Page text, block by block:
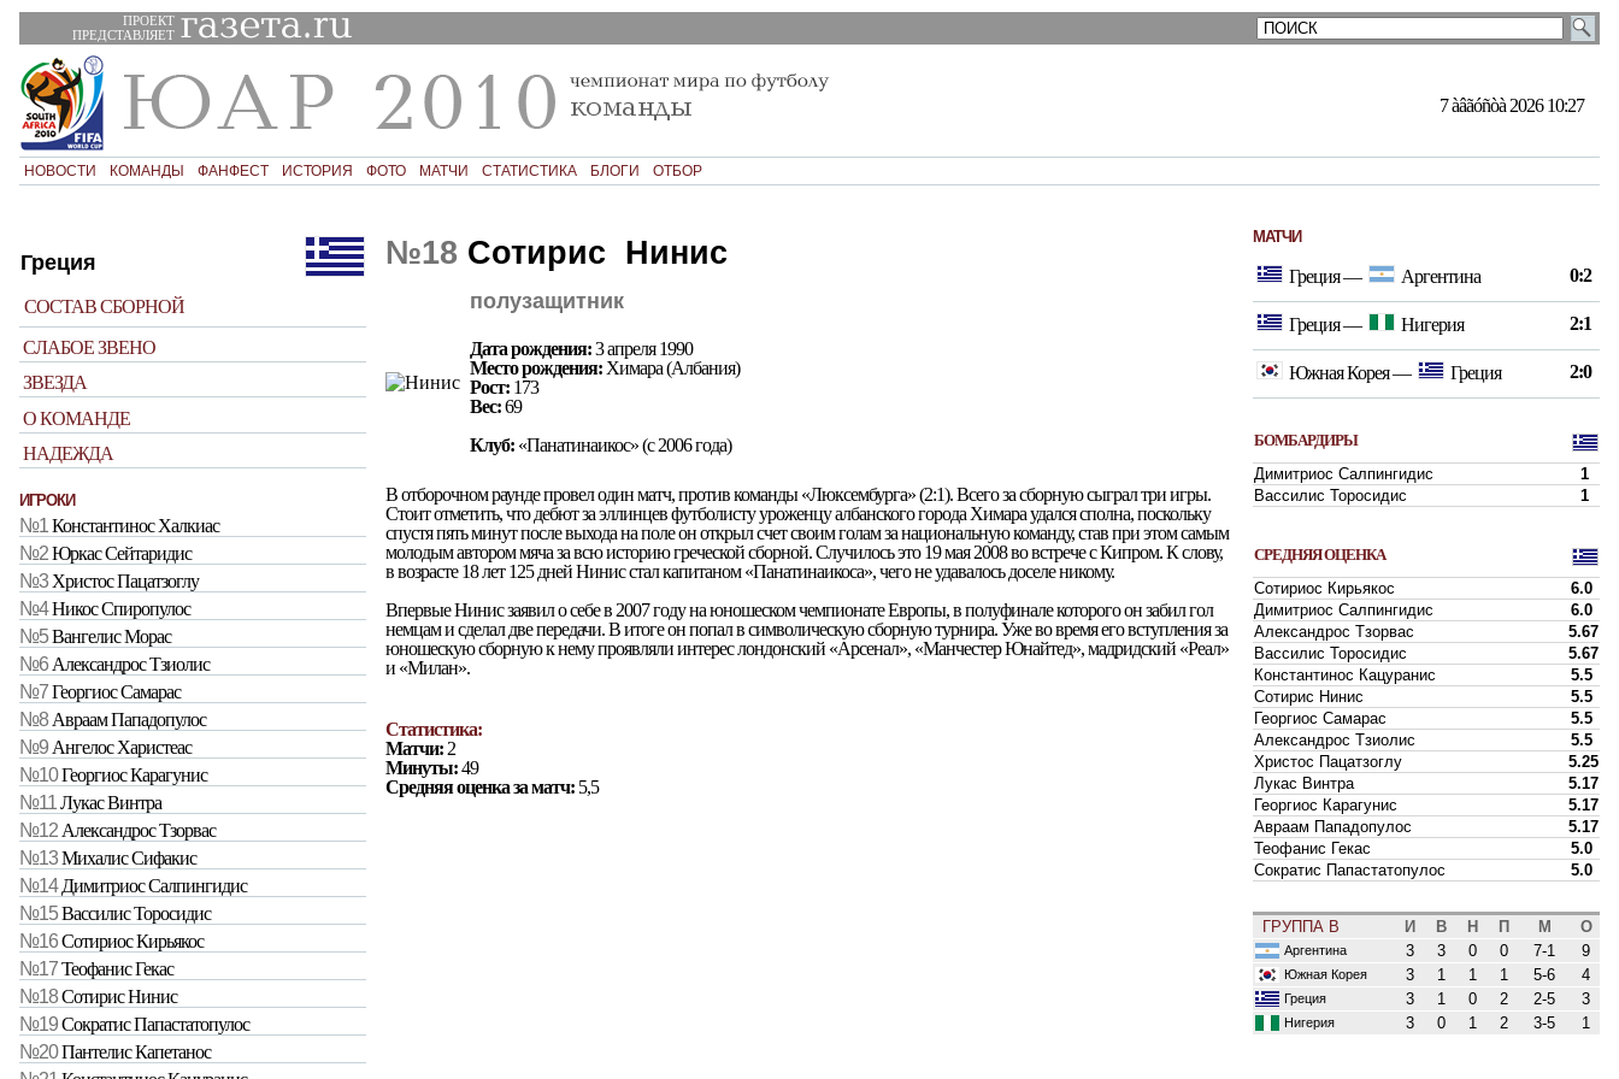
ПРОЕКТ
ПРЕДСТАВЛЯЕТ
7 àâãóñòà 2026 10:27
НОВОСТИ КОМАНДЫ ФАНФЕСТ ИСТОРИЯ ФОТО МАТЧИ СТАТИСТИКА БЛОГИ ОТБОР
Греция
СОСТАВ СБОРНОЙ
СЛАБОЕ ЗВЕНО
ЗВЕЗДА
О КОМАНДЕ
НАДЕЖДА
ИГРОКИ
№1Константинос Халкиас
№2Юркас Сейтаридис
№3 Христос Пацатзоглу
№4Никос Спиропулос
№5Вангелис Морас
№6 Александрос Тзиолис
№7Георгиос Самарас
№8 Авраам Пападопулос
№9 Ангелос Харистеас
№10Георгиос Карагунис
№11Лукас Винтра
№12 Александрос Тзорвас
№13Михалис Сифакис
№14 Димитриос Салпингидис
№15Вассилис Торосидис
№16Сотириос Кирьякос
№17Теофанис Гекас
№18Сотирис Нинис
№19Сократис Папастатопулос
№20Пантелис Капетанос
№18 Сотирис Нинис
полузащитник
Дата рождения:3 апреля 1990
Место рождения: Химара (Албания)
Рост: 173
Вес:69
Клуб: «Панатинаикос» (с 2006 года)
В отборочном раунде провел один матч, против команды «Люксембурга» (2:1). Всего за сборную сыграл три игры.
Стоит отметить, что дебют за эллинцев футболисту уроженцу албанского города Химара удался сполна, поскольку
спустя пять минут после выхода на поле он открыл счет своим голам за национальную команду, став при этом самым
молодым автором мяча за всю историю греческой сборной. Случилось это 19 мая 2008 во встрече с Кипром. К слову,
в возрасте 18 лет 125 дней Нинис стал капитаном «Панатинаикоса», чего не удавалось доселе никому.
Впервые Нинис заявил о себе в 2007 году на юношеском чемпионате Европы, в полуфинале которого он забил гол
немцам и сделал две передачи. В итоге он попал в символическую сборную турнира. Уже во время его вступления за
юношескую сборную к нему проявляли интерес лондонский «Арсенал», «Манчестер Юнайтед», мадридский «Реал»
и «Милан».
Статистика:
Матчи: 2
Минуты:49
Средняя оценка за матч: 5,5
МАТЧИ
Греция— Аргентина 0:2
Греция— Нигерия 2:1
Южная Корея— Греция 2:0
БОМБАРДИРЫ
Димитриос Салпингидис
1
Вассилис Торосидис
1
СРЕДНЯЯ ОЦЕНКА
Сотириос Кирьякос
6.0
Димитриос Салпингидис
6.0
Александрос Тзорвас
5.67
Вассилис Торосидис
5.67
Константинос Кацуранис
5.5
Сотирис Нинис
5.5
Георгиос Самарас
5.5
Александрос Тзиолис
5.5
Христос Пацатзоглу
5.25
Лукас Винтра
5.17
Георгиос Карагунис
5.17
Авраам Пападопулос
5.17
Теофанис Гекас
5.0
Сократис Папастатопулос
5.0
ГРУППА B И В Н П М О
Аргентина 3 3 0 0 7-1 9
Южная Корея 3 1 1 1 5-6 4
Греция 3 1 0 2 2-5 3
Нигерия 3 0 1 2 3-5 1